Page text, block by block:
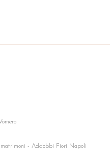
- Addobbi Fiori Napoli